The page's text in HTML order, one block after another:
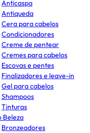
Anticaspa
Antiqueda
Cera para cabelos
Condicionadores
Creme de pentear
Cremes para cabelos
Escovas e pentes
Finalizadores e leave-in
Gel para cabelos
Shampoos
Tinturas
Beleza
Bronzeadores